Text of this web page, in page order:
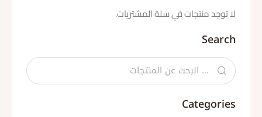
لا توجد منتجات في سلة المشتريات.
Search
Categories